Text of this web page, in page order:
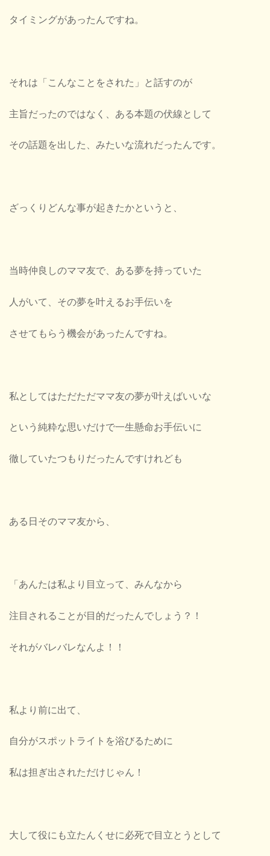
タイミングがあったんですね。
それは「こんなことをされた」と話すのが
主旨だったのではなく、ある本題の伏線として
その話題を出した、みたいな流れだったんです。
ざっくりどんな事が起きたかというと、
当時仲良しのママ友で、ある夢を持っていた
人がいて、その夢を叶えるお手伝いを
させてもらう機会があったんですね。
私としてはただただママ友の夢が叶えばいいな
という純粋な思いだけで一生懸命お手伝いに
徹していたつもりだったんですけれども
ある日そのママ友から、
「あんたは私より目立って、みんなから
注目されることが目的だったんでしょう？！
それがバレバレなんよ！！
私より前に出て、
自分がスポットライトを浴びるために
私は担ぎ出されただけじゃん！
大して役にも立たんくせに必死で目立とうとして